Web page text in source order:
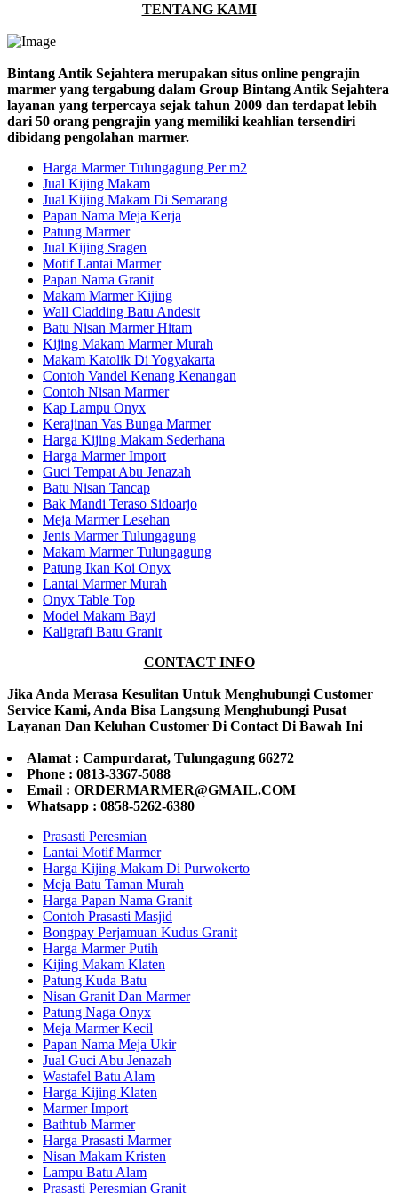
TENTANG KAMI
Bintang Antik Sejahtera merupakan situs online pengrajin
marmer yang tergabung dalam Group Bintang Antik Sejahtera
layanan yang terpercaya sejak tahun 2009 dan terdapat lebih
dari 50 orang pengrajin yang memiliki keahlian tersendiri
dibidang pengolahan marmer.
Harga Marmer Tulungagung Per m2
Jual Kijing Makam
Jual Kijing Makam Di Semarang
Papan Nama Meja Kerja
Patung Marmer
Jual Kijing Sragen
Motif Lantai Marmer
Papan Nama Granit
Makam Marmer Kijing
Wall Cladding Batu Andesit
Batu Nisan Marmer Hitam
Kijing Makam Marmer Murah
Makam Katolik Di Yogyakarta
Contoh Vandel Kenang Kenangan
Contoh Nisan Marmer
Kap Lampu Onyx
Kerajinan Vas Bunga Marmer
Harga Kijing Makam Sederhana
Harga Marmer Import
Guci Tempat Abu Jenazah
Batu Nisan Tancap
Bak Mandi Teraso Sidoarjo
Meja Marmer Lesehan
Jenis Marmer Tulungagung
Makam Marmer Tulungagung
Patung Ikan Koi Onyx
Lantai Marmer Murah
Onyx Table Top
Model Makam Bayi
Kaligrafi Batu Granit
CONTACT INFO
Jika Anda Merasa Kesulitan Untuk Menghubungi Customer
Service Kami, Anda Bisa Langsung Menghubungi Pusat
Layanan Dan Keluhan Customer Di Contact Di Bawah Ini
Alamat : Campurdarat, Tulungagung 66272
Phone : 0813-3367-5088
Email : ORDERMARMER@GMAIL.COM
Whatsapp : 0858-5262-6380
Prasasti Peresmian
Lantai Motif Marmer
Harga Kijing Makam Di Purwokerto
Meja Batu Taman Murah
Harga Papan Nama Granit
Contoh Prasasti Masjid
Bongpay Perjamuan Kudus Granit
Harga Marmer Putih
Kijing Makam Klaten
Patung Kuda Batu
Nisan Granit Dan Marmer
Patung Naga Onyx
Meja Marmer Kecil
Papan Nama Meja Ukir
Jual Guci Abu Jenazah
Wastafel Batu Alam
Harga Kijing Klaten
Marmer Import
Bathtub Marmer
Harga Prasasti Marmer
Nisan Makam Kristen
Lampu Batu Alam
Prasasti Peresmian Granit